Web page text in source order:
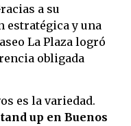
a su
estratégica y una
La Plaza logró
obligada
es la variedad.
up en Buenos